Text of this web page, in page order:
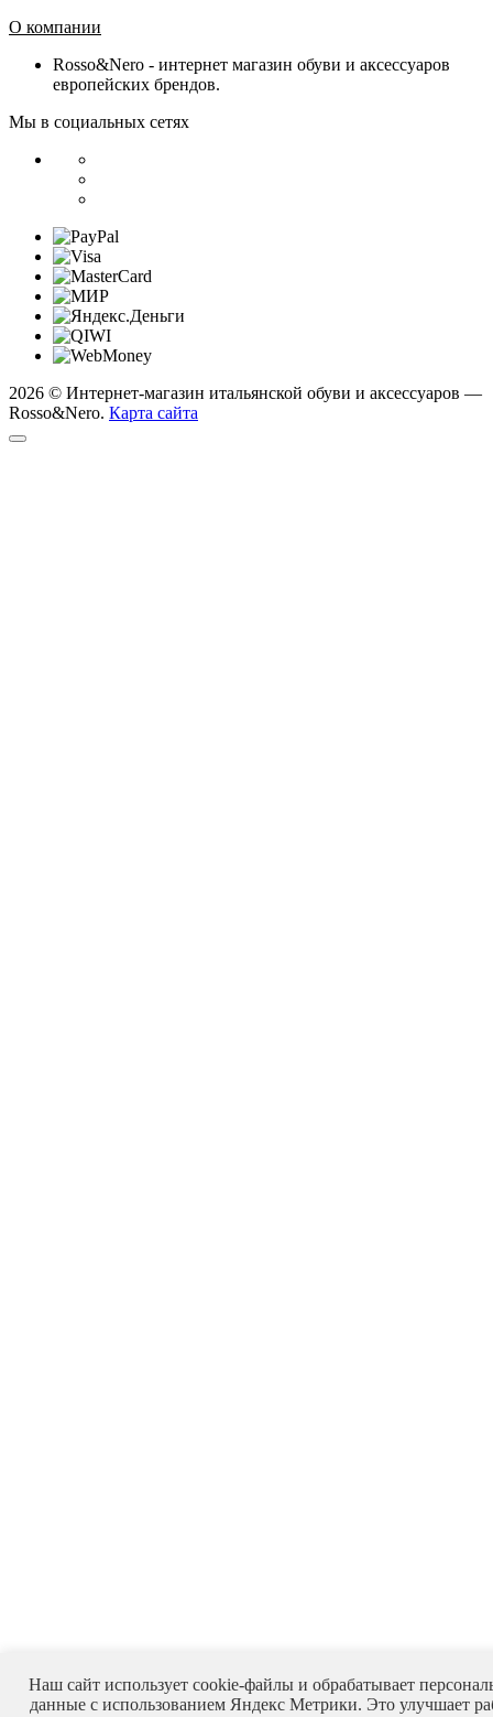
О компании
Rosso&Nero - интернет магазин обуви и аксессуаров
европейских брендов.
Мы в социальных сетях
2026 © Интернет-магазин итальянской обуви и аксессуаров —
Rosso&Nero. Карта сайта
Наш сайт использует cookie-файлы и обрабатывает
данные с использованием Яндекс Метрики. Это улучшает